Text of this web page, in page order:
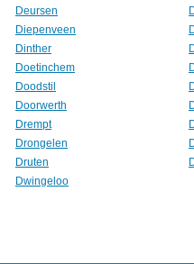
Deursen
Diepenveen
Dinther
Doetinchem
Doodstil
Doorwerth
Drempt
Drongelen
Druten
Dwingeloo